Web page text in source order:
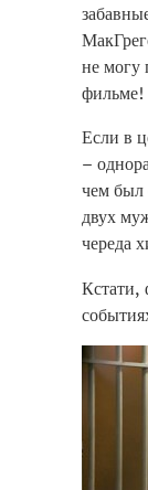
не могу
фильме!
Если в
–
чем был
двух
череда
replica
replique
replica
replicas
Кстати,